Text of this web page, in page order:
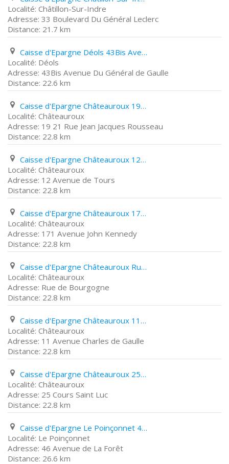
Châtillon-Sur-Indre
33 Boulevard Du Général Leclerc
21.7 km
Caisse d'Epargne Déols 43Bis Avenue Du Général de Gaulle
Déols
43Bis Avenue Du Général de Gaulle
22.6 km
Caisse d'Epargne Châteauroux 19 21 Rue Jean Jacques Rousseau
Châteauroux
19 21 Rue Jean Jacques Rousseau
22.8 km
Caisse d'Epargne Châteauroux 12 Avenue de Tours
Châteauroux
12 Avenue de Tours
22.8 km
Caisse d'Epargne Châteauroux 171 Avenue John Kennedy
Châteauroux
171 Avenue John Kennedy
22.8 km
Caisse d'Epargne Châteauroux Rue de Bourgogne
Châteauroux
Rue de Bourgogne
22.8 km
Caisse d'Epargne Châteauroux 11 Avenue Charles de Gaulle
Châteauroux
11 Avenue Charles de Gaulle
22.8 km
Caisse d'Epargne Châteauroux 25 Cours Saint Luc
Châteauroux
25 Cours Saint Luc
22.8 km
Caisse d'Epargne Le Poinçonnet 46 Avenue de La Forêt
Le Poinçonnet
46 Avenue de La Forêt
26.6 km